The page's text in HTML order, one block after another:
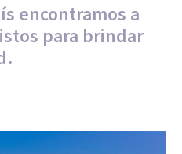
encontramos a
para brindar